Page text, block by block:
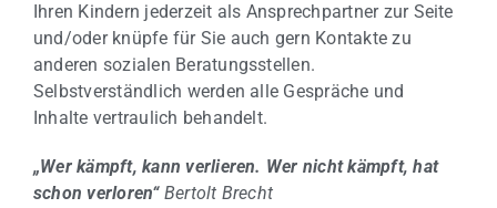
Ihren Kindern jederzeit als Ansprechpartner zur Seite
und/oder knüpfe für Sie auch gern Kontakte zu
anderen sozialen Beratungsstellen.
Selbstverständlich werden alle Gespräche und
Inhalte vertraulich behandelt.
„Wer kämpft, kann verlieren. Wer nicht kämpft, hat
schon verloren“ Bertolt Brecht